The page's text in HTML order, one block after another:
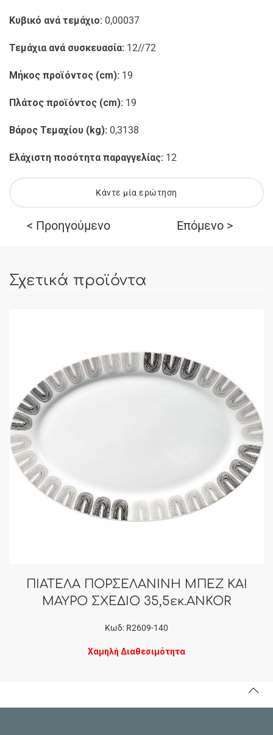
Κυβικό ανά τεμάχιο: 0,00037
Τεμάχια ανά συσκευασία: 12//72
Μήκος προϊόντος (cm): 19
Πλάτος προϊόντος (cm): 19
Βάρος Τεμαχίου (kg): 0,3138
Ελάχιστη ποσότητα παραγγελίας: 12
Κάντε μία ερώτηση
< Προηγούμενο Επόμενο >
Σχετικά προϊόντα
ΠΙΑΤΕΛΑ ΠΟΡΣΕΛΑΝΙΝΗ ΜΠΕΖ ΚΑΙ
ΜΑΥΡΟ ΣΧΕΔΙΟ 35,5εκ.ANKOR
Κωδ: R2609-140
Χαμηλή Διαθεσιμότητα